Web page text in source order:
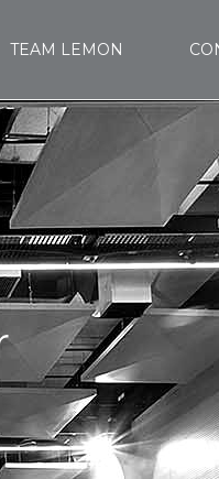
TEAM LEMON